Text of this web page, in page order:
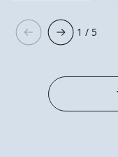
1 / 5